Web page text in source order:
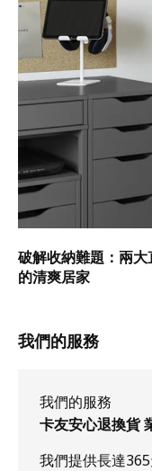
破解收納難題：兩大
的清爽居家
我們的服務
我們的服務
卡友安心退換貨
我們提供長達